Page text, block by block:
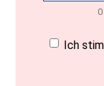
Einwilligung
Ich